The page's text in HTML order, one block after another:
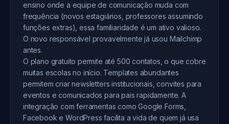
ensino onde a equipe de comunicação muda com
frequência (novos estagiários, professores assumindo
funções extras), essa familiaridade é um ativo valioso.
O novo responsável provavelmente já usou Mailchimp
antes.
O plano gratuito permite até 500 contatos, o que cobre
muitas escolas no início. Templates abundantes
permitem criar newsletters institucionais, convites para
eventos e comunicados para pais rapidamente. A
integração com ferramentas como Google Forms,
Facebook e WordPress facilita a vida de quem já usa